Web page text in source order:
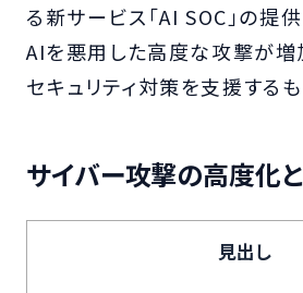
る新サービス「AI SOC」の提
AIを悪用した高度な攻撃が増
セキュリティ対策を支援するも
サイバー攻撃の高度化
見出し